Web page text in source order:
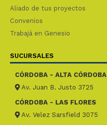
Aliado de tus proyectos
Convenios
Trabajá en Genesio
SUCURSALES
CÓRDOBA - ALTA CÓRDOBA
Av. Juan B. Justo 3725
CÓRDOBA - LAS FLORES
Av. Velez Sarsfield 3075